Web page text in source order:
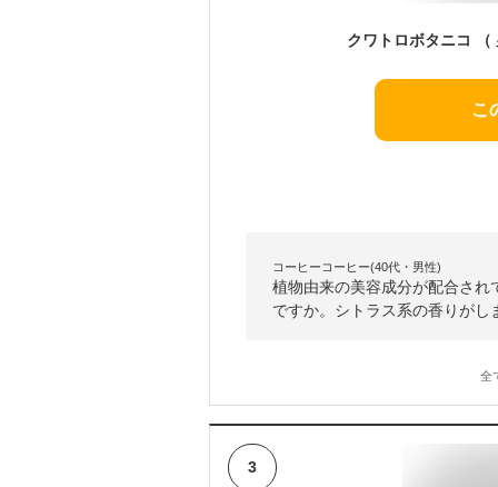
こ
コーヒーコーヒー(40代・男性)
植物由来の美容成分が配合さ
ですか。シトラス系の香りがし
全
3